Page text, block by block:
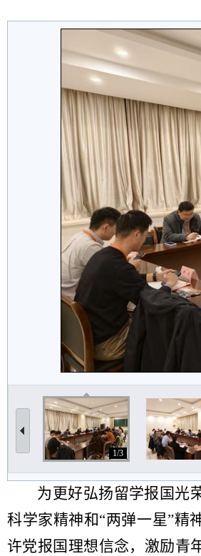
1/3
为更好弘扬留学报国光
科学家精神和“两弹一星”精
许党报国理想信念，激励青